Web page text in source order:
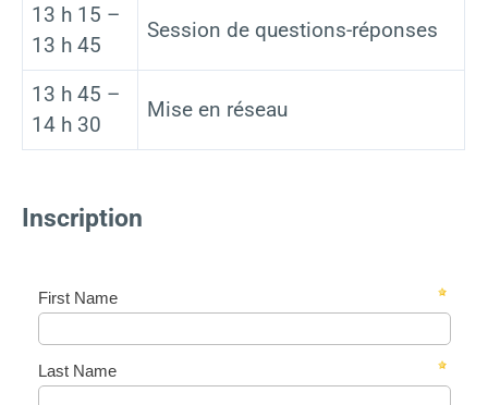
13 h 15 –
13 h 45
Session de questions-réponses
13 h 45 –
14 h 30
Mise en réseau
Inscription